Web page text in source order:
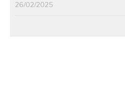
26/02/2025